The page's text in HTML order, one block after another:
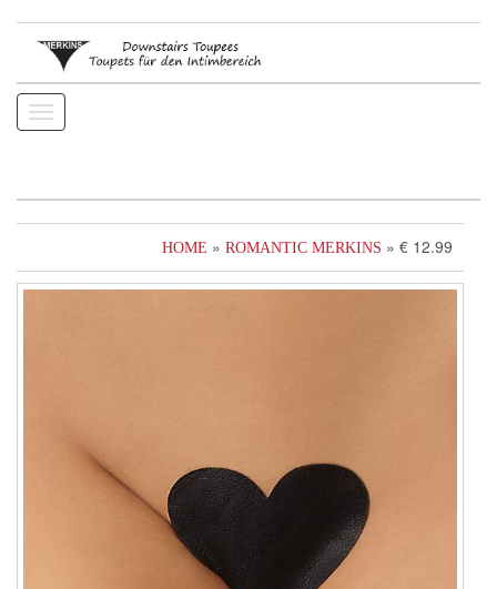
Toggle
navigation
HOME » ROMANTIC MERKINS » € 12.99